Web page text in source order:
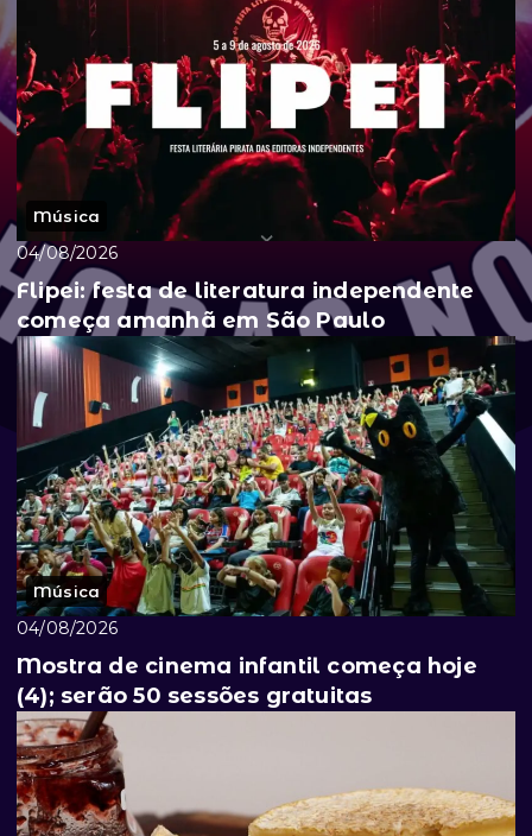
Música
04/08/2026
Flipei: festa de literatura independente
começa amanhã em São Paulo
Música
04/08/2026
Mostra de cinema infantil começa hoje
(4); serão 50 sessões gratuitas